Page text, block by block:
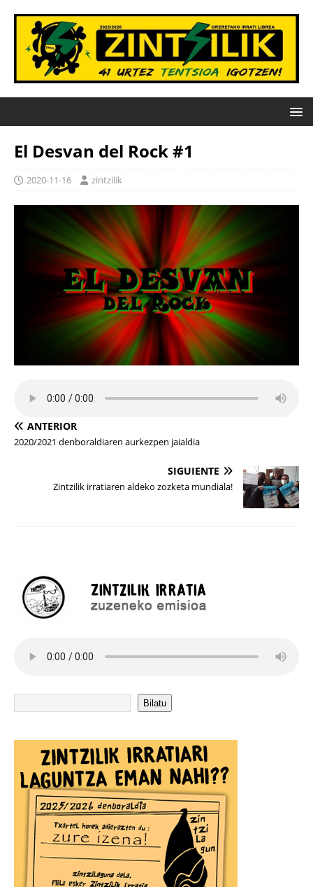
El Desvan del Rock #1
2020-11-16 zintzilik
ANTERIOR
2020/2021 denboraldiaren aurkezpen jaialdia
SIGUIENTE
Zintzilik irratiaren aldeko zozketa mundiala!
Bilatu